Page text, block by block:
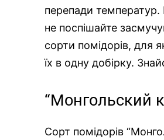
перепади температур.
не поспішайте
сорти помідорів, для
їх в одну добірку.
“Монгольский
Сорт помідорів